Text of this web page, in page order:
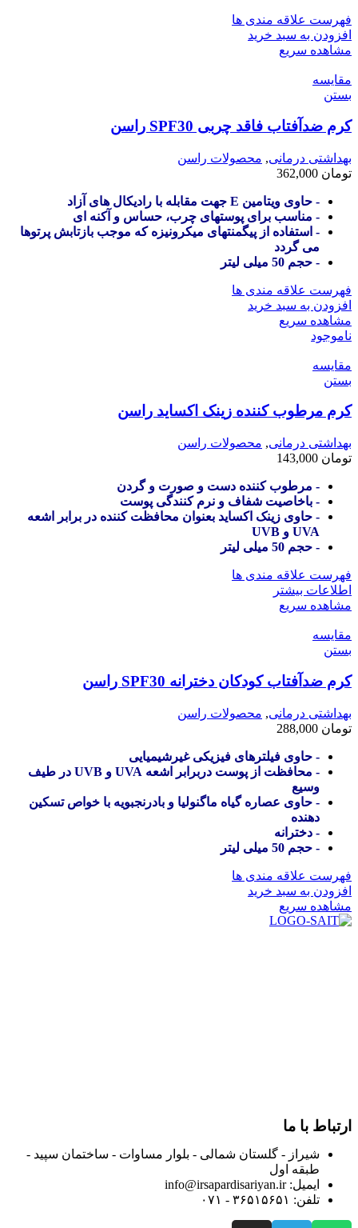
فهرست علاقه مندی ها
افزودن به سبد خرید
مشاهده سریع
مقایسه
بستن
کرم ضدآفتاب فاقد چربی SPF30 راسن
بهداشتی درمانی, محصولات راسن
تومان
- حاوی ویتامین E جهت مقابله با رادیکال های آزاد
- مناسب برای پوستهای چرب، حساس و آکنه ای
- استفاده از پیگمنتهای میکرونیزه که موجب بازتابش پرتوها
می گردد
- حجم 50 میلی لیتر
فهرست علاقه مندی ها
افزودن به سبد خرید
مشاهده سریع
ناموجود
مقایسه
بستن
کرم مرطوب کننده زینک اکساید راسن
بهداشتی درمانی, محصولات راسن
تومان
- مرطوب کننده دست و صورت و گردن
- باخاصیت شفاف و نرم کنندگی پوست
- حاوی زینک اکساید بعنوان محافظت کننده در برابر اشعه
UVA و UVB
- حجم 50 میلی لیتر
فهرست علاقه مندی ها
اطلاعات بیشتر
مشاهده سریع
مقایسه
بستن
کرم ضدآفتاب کودکان دخترانه SPF30 راسن
بهداشتی درمانی, محصولات راسن
تومان
- حاوی فیلترهای فیزیکی غیرشیمیایی
- محافظت از پوست دربرابر اشعه UVA و UVB در طیف
وسیع
- حاوی عصاره گیاه ماگنولیا و بادرنجبویه با خواص تسکین
دهنده
- دخترانه
- حجم 50 میلی لیتر
فهرست علاقه مندی ها
افزودن به سبد خرید
مشاهده سریع
ارتباط با ما
شیراز - گلستان شمالی - بلوار مساوات - ساختمان سپید -
طبقه اول
ایمیل: info@irsapardisariyan.ir
تلفن: ۳۶۵۱۵۶۵۱ - ۰۷۱